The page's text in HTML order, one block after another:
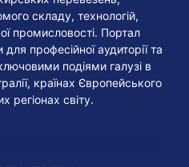
складу, технологій,
промисловості. Портал
для професійної аудиторії та
подіями галузі в
країнах Європейського
регіонах світу.